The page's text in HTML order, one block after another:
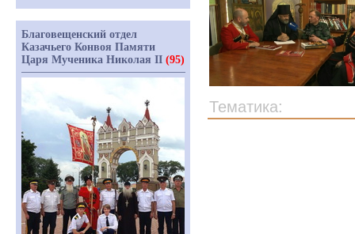
Тематика:
Благовещенский отдел
Казачьего Конвоя Памяти
Царя Мученика Николая II (95)